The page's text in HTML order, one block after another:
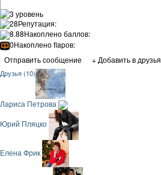
3 уровень
28Репутация:
8.88Накоплено баллов:
0Накоплено flapов:
Отправить сообщение
+ Добавить в друзья
Друзья (10)
Лариса Петрова
Юрий Пляцко
Елена Фрик